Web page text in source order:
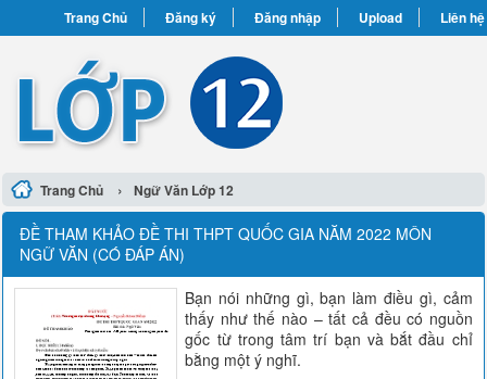
Trang Chủ Đăng ký Đăng nhập Upload Liên hệ
Trang Chủ › Ngữ Văn Lớp 12
ĐỀ THAM KHẢO ĐỀ THI THPT QUỐC GIA NĂM 2022 MÔN
NGỮ VĂN (CÓ ĐÁP ÁN)
Bạn nói những gì, bạn làm điều gì, cảm
thấy như thế nào – tất cả đều có nguồn
gốc từ trong tâm trí bạn và bắt đầu chỉ
bằng một ý nghĩ.